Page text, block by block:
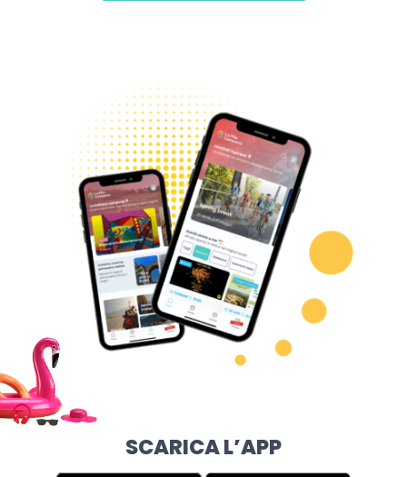
SCARICA L’APP